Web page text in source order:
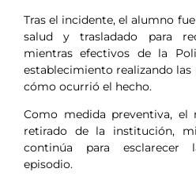
Tras el incidente, el alumno
salud y trasladado para
mientras efectivos de la
establecimiento realizando
cómo ocurrió el hecho.
Como medida preventiva, el
retirado de la institución,
continúa para esclarecer
episodio.